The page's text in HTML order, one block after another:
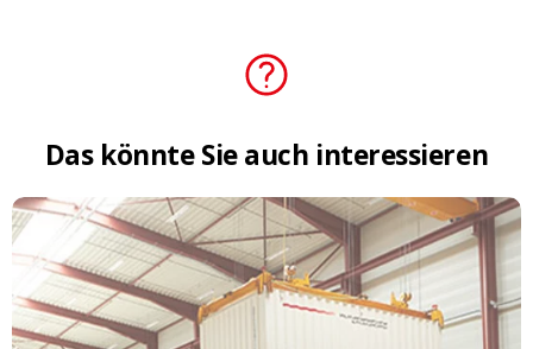
Das könnte Sie auch interessieren